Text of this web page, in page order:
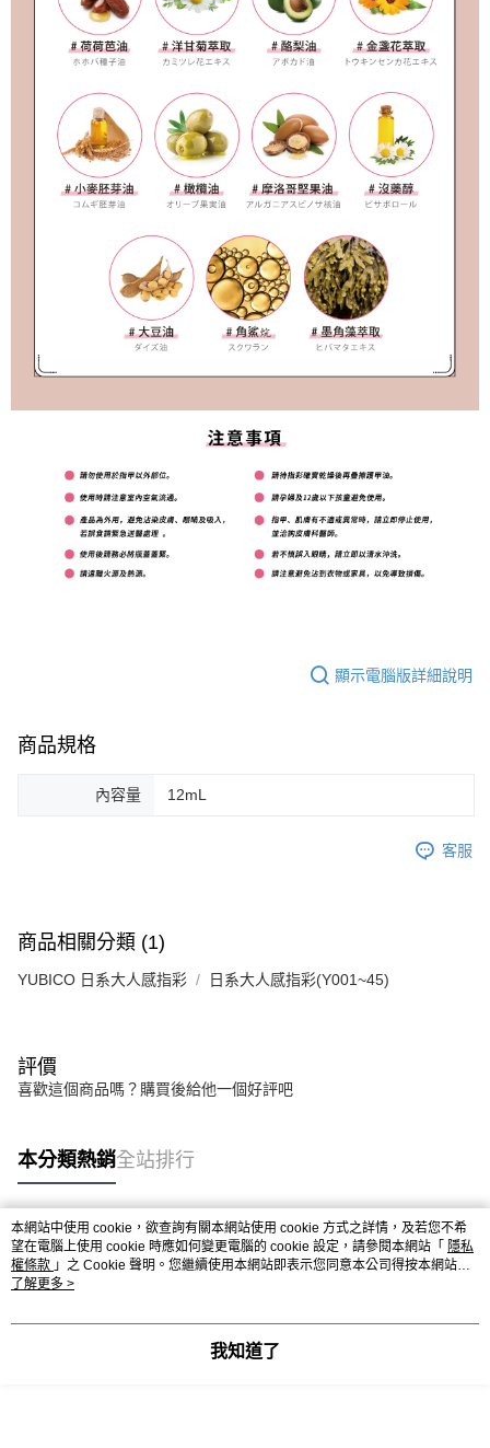
顯示電腦版詳細說明
商品規格
內容量 12mL
客服
商品相關分類 (1)
YUBICO 日系大人感指彩 日系大人感指彩(Y001~45)
評價
喜歡這個商品嗎？購買後給他一個好評吧
本分類熱銷全站排行
熱門標籤
本網站中使用 cookie，欲查詢有關本網站使用 cookie 方式之詳情，及若您不希
望在電腦上使用 cookie 時應如何變更電腦的 cookie 設定，請參閱本網站「 隱私
權條款 」之 Cookie 聲明。您繼續使用本網站即表示您同意本公司得按本網站使
用條款之 Cookie 聲明使用 cookie。
了解更多 >
我知道了